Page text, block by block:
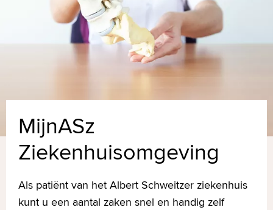
(078) 654 22 19
Naar home asz.nl
MijnASz
Ziekenhuisomgeving
Als patiënt van het Albert Schweitzer ziekenhuis
kunt u een aantal zaken snel en handig zelf